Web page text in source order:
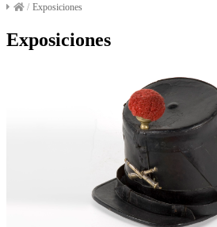
/ Exposiciones
Exposiciones